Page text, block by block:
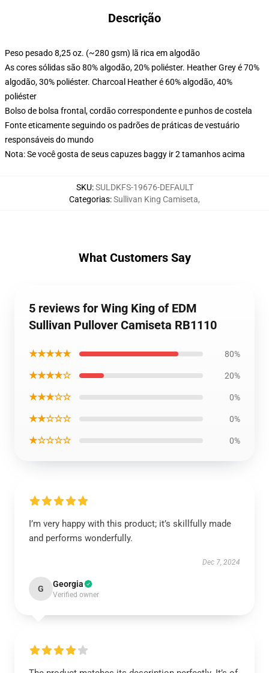
Descrição
Peso pesado 8,25 oz. (~280 gsm) lã rica em algodão
As cores sólidas são 80% algodão, 20% poliéster. Heather Grey é 70%
algodão, 30% poliéster. Charcoal Heather é 60% algodão, 40%
poliéster
Bolso de bolsa frontal, cordão correspondente e punhos de costela
Fonte eticamente seguindo os padrões de práticas de vestuário
responsáveis do mundo
Nota: Se você gosta de seus capuzes baggy ir 2 tamanhos acima
SKU:SULDKFS-19676-DEFAULT
Categorias:Sullivan King Camiseta,
What Customers Say
5 reviews for Wing King of EDM
Sullivan Pullover Camiseta RB1110
★★★★★ 80%
★★★★☆ 20%
★★★☆☆ 0%
★★☆☆☆ 0%
★☆☆☆☆ 0%
I’m very happy with this product; it’s skillfully made
and performs wonderfully.
Dec 7, 2024
G Georgia
Verified owner